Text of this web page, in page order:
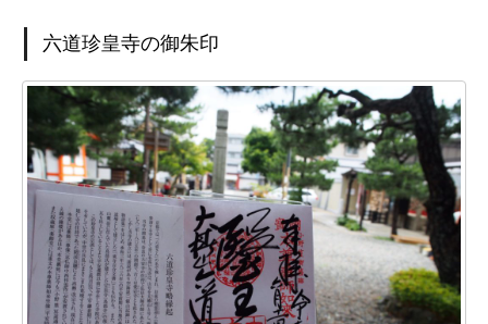
六道珍皇寺の御朱印